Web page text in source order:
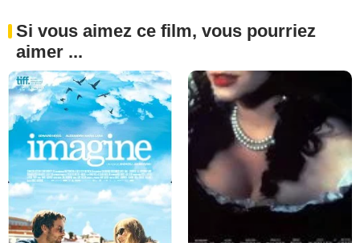
Si vous aimez ce film, vous pourriez
aimer ...